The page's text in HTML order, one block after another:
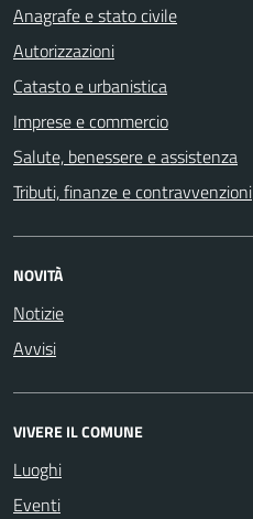
Anagrafe e stato civile
Autorizzazioni
Catasto e urbanistica
Imprese e commercio
Salute, benessere e assistenza
Tributi, finanze e contravvenzioni
NOVITÀ
Notizie
Avvisi
VIVERE IL COMUNE
Luoghi
Eventi